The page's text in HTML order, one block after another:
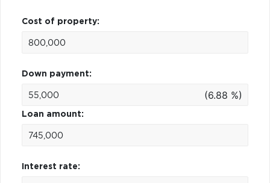
Cost of property:
Down payment:
(6.88 %)
Loan amount:
Interest rate: